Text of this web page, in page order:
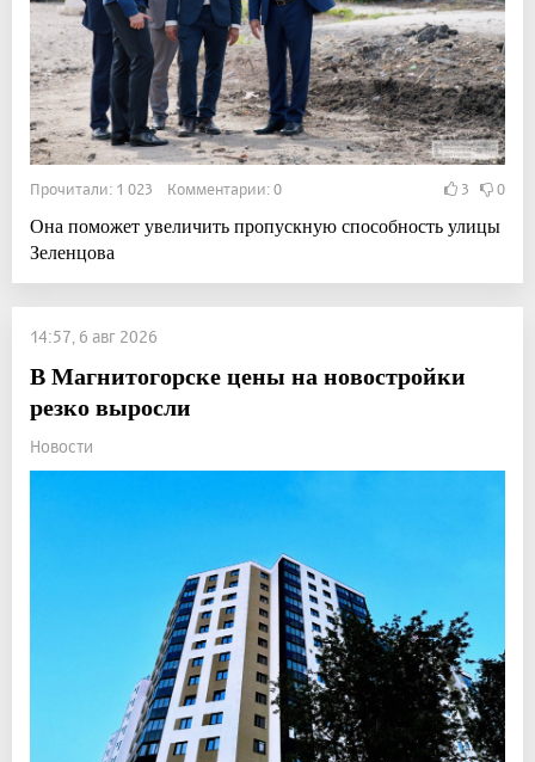
Прочитали: 1 023 Комментарии: 0 3 0
Она поможет увеличить пропускную способность улицы
Зеленцова
14:57, 6 авг 2026
В Магнитогорске цены на новостройки
резко выросли
Новости